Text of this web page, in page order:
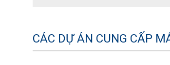
CÁC DỰ ÁN CUNG CẤP